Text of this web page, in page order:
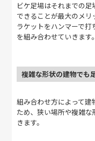
ビケ足場はそれまでの
できることが最大のメ
ラケットをハンマーで
を組み合わせていきます。
複雑な形状の建物でも
組み合わせ方によって
ため、狭い場所や複雑
きます。